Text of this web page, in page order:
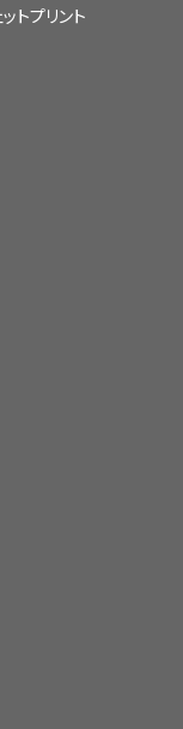
トプリント